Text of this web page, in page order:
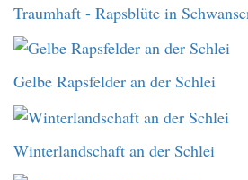
Traumhaft - Rapsblüte in
Gelbe Rapsfelder an der Schlei
Winterlandschaft an der Schlei